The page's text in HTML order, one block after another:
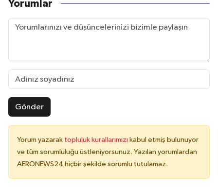
Yorumlar
Gönder
Yorum yazarak topluluk kurallarımızı kabul etmiş bulunuyor
ve tüm sorumluluğu üstleniyorsunuz. Yazılan yorumlardan
AERONEWS24 hiçbir şekilde sorumlu tutulamaz.